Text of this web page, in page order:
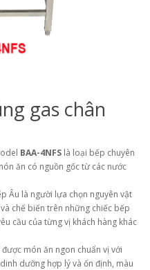
gas chân
BAA-4NFS là loại bếp chuyên
ăn có nguồn gốc từ các nước
Âu là người lựa chọn nguyên vật
chế biến trên những chiếc bếp
cầu của từng vị khách hàng khác
món ăn ngon chuẩn vị với
dưỡng hợp lý và ổn định, màu